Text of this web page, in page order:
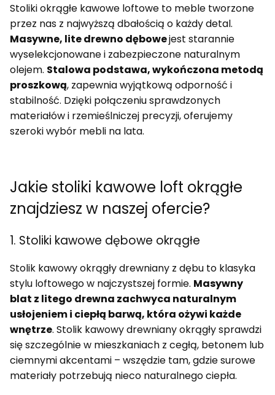
Stoliki okrągłe kawowe loftowe to meble tworzone
przez nas z najwyższą dbałością o każdy detal.
Masywne, lite drewno dębowejest starannie
wyselekcjonowane i zabezpieczone naturalnym
olejem. Stalowa podstawa, wykończona metodą
proszkową, zapewnia wyjątkową odporność i
stabilność. Dzięki połączeniu sprawdzonych
materiałów i rzemieślniczej precyzji, oferujemy
szeroki wybór mebli na lata.
Jakie stoliki kawowe loft okrągłe
znajdziesz w naszej ofercie?
1. Stoliki kawowe dębowe okrągłe
Stolik kawowy okrągły drewniany z dębu to klasyka
stylu loftowego w najczystszej formie. Masywny
blat z litego drewna zachwyca naturalnym
usłojeniem i ciepłą barwą, która ożywi każde
wnętrze. Stolik kawowy drewniany okrągły sprawdzi
się szczególnie w mieszkaniach z cegłą, betonem lub
ciemnymi akcentami – wszędzie tam, gdzie surowe
materiały potrzebują nieco naturalnego ciepła.